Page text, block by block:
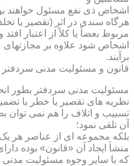
اشخاص ذی نفع مسئول خواهند
هرگاه سندی در اثر (تقصیر یا
مربوط بعضاً یا کلاً از اعتبار
اشخاص شود علاوه بر مجازتهای
برآیند.
قانون و مسئولیت مدنی سردفتر
مسئولیت مدنی سردفتر بطور
نظریه های تقصیر یا خطر یا
تسبیب و اتلاف را هم نمی توان
آن تلقی نمود؛
بلکه مجموعه ای از عناصر هر
منشأ ایجاد آن «قانون» بوده
که با سایر وجوه مسئولیت